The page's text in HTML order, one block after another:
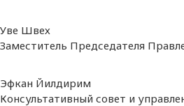
Уве Швех
Заместитель Председателя
Эфкан Йилдирим
Консультативный совет и